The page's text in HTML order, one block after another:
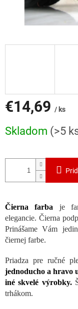
€14,69 / ks
cena:
Skladom (>5
Čierna farba je
elegancie. Čierna
Prinášame Vám
čiernej farbe.
Priadza pre ručné
jednoducho a hravo
iné skvelé výrobky.
trhákom.